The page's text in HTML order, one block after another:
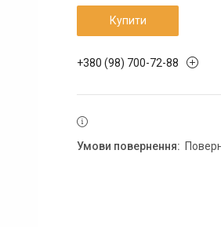
Купити
+380 (98) 700-72-88